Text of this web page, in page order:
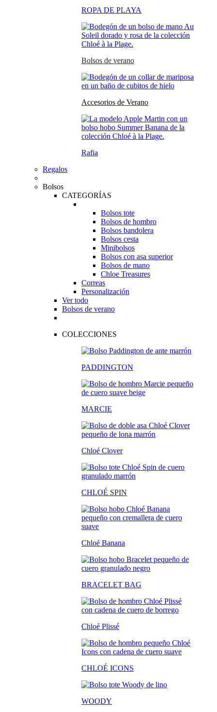
ROPA DE PLAYA
Bolsos de verano
Accesorios de Verano
Rafia
Regalos
Bolsos
CATEGORÍAS
Bolsos tote
Bolsos de hombro
Bolsos bandolera
Bolsos cesta
Minibolsos
Bolsos con asa superior
Bolsos de mano
Chloe Treasures
Correas
Personalización
Ver todo
Bolsos de verano
COLECCIONES
PADDINGTON
MARCIE
Chloé Clover
CHLOÉ SPIN
Chloé Banana
BRACELET BAG
Chloé Plissé
CHLOÉ ICONS
WOODY